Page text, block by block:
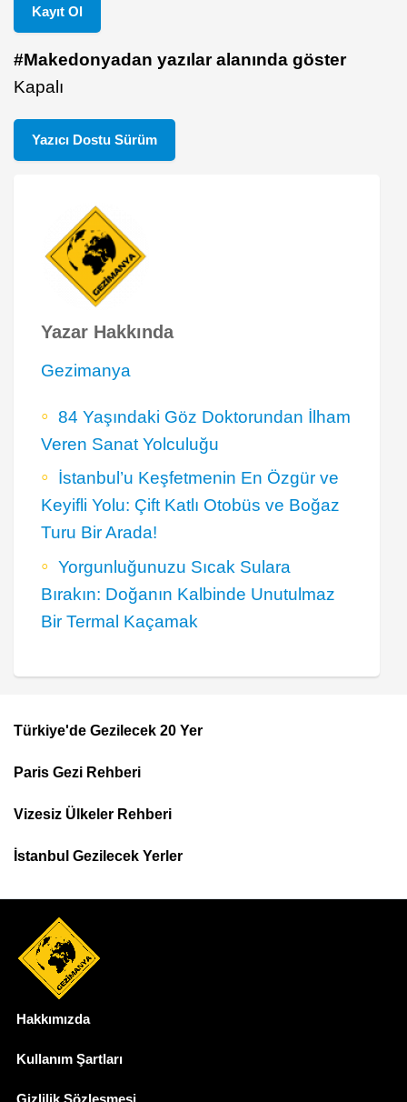
Kayıt Ol
#Makedonyadan yazılar alanında göster
Kapalı
Yazıcı Dostu Sürüm
Yazar Hakkında
Gezimanya
84 Yaşındaki Göz Doktorundan İlham
Veren Sanat Yolculuğu
İstanbul’u Keşfetmenin En Özgür ve
Keyifli Yolu: Çift Katlı Otobüs ve Boğaz
Turu Bir Arada!
Yorgunluğunuzu Sıcak Sulara
Bırakın: Doğanın Kalbinde Unutulmaz
Bir Termal Kaçamak
Top
Menu
Türkiye'de Gezilecek 20 Yer
Paris Gezi Rehberi
Vizesiz Ülkeler Rehberi
İstanbul Gezilecek Yerler
Hakkımızda
Kullanım Şartları
Gizlilik Sözleşmesi